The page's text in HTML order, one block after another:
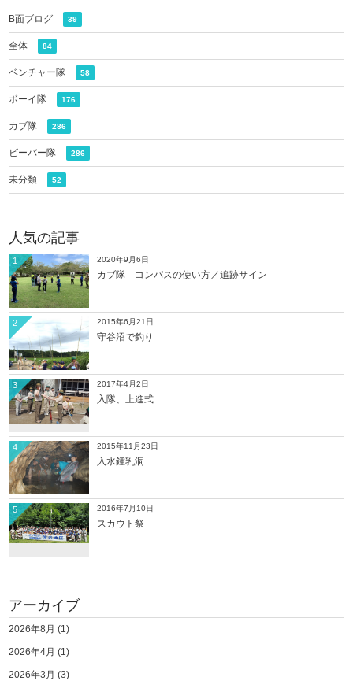
B面ブログ 39
全体 84
ベンチャー隊 58
ボーイ隊 176
カブ隊 286
ビーバー隊 286
未分類 52
人気の記事
2020年9月6日
カブ隊 コンパスの使い方／追跡サイン
1
2015年6月21日
守谷沼で釣り
2
2017年4月2日
入隊、上進式
3
2015年11月23日
入水鍾乳洞
4
2016年7月10日
スカウト祭
5
アーカイブ
2026年8月 (1)
2026年4月 (1)
2026年3月 (3)